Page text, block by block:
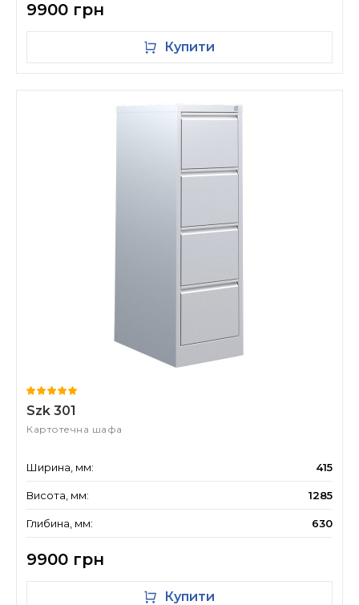
9900 грн
Купити
Szk 301
Картотечна шафа
Ширина, мм: 415
Висота, мм: 1285
Глибина, мм: 630
9900 грн
Купити